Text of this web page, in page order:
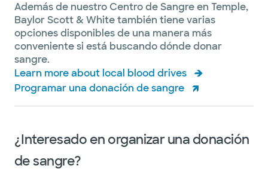
Además de nuestro Centro de Sangre en Temple,
Baylor Scott & White también tiene varias
opciones disponibles de una manera más
conveniente si está buscando dónde donar
sangre.
Learn more about local blood drives
Programar una donación de sangre
¿Interesado en organizar una donación
de sangre?